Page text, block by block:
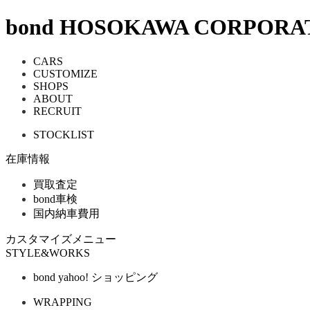
bond HOSOKAWA
CARS
CUSTOMIZE
SHOPS
ABOUT
RECRUIT
STOCKLIST
在庫情報
買取査定
bond車検
国内納車費用
カスタマイズメニュー
STYLE&WORKS
bond yahoo! ショッピング
WRAPPING